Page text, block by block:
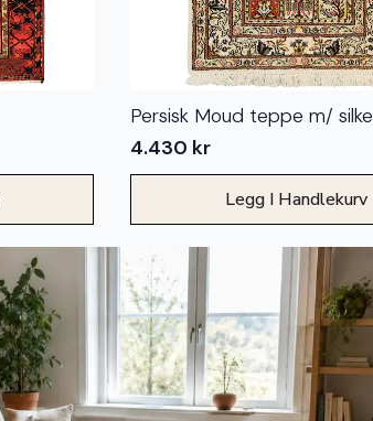
Persisk Moud teppe m/ silke
4.430 kr
Legg I Handlekurv